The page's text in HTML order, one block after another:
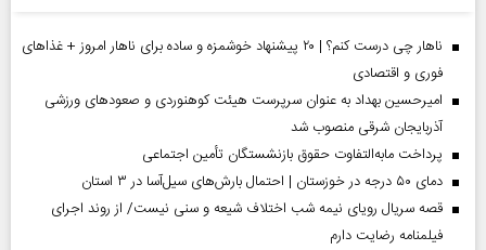
ناهار چی درست کنم؟ | ۲۰ پیشنهاد خوشمزه و ساده برای ناهار امروز + غذاهای
فوری و اقتصادی
امیرحسین بهداد به عنوان سرپرست هیئت کوهنوردی و صعودهای ورزشی
آذربایجان شرقی منصوب شد
پرداخت مابه‌التفاوت حقوق بازنشستگان تأمین اجتماعی
دمای ۵۰ درجه در خوزستان | احتمال بارش‌های سیل‌آسا در ۳ استان
قصه سریال رویای نیمه شب اختلاف شیعه و سنی نیست/ از روند اجرای
فیلمنامه رضایت دارم